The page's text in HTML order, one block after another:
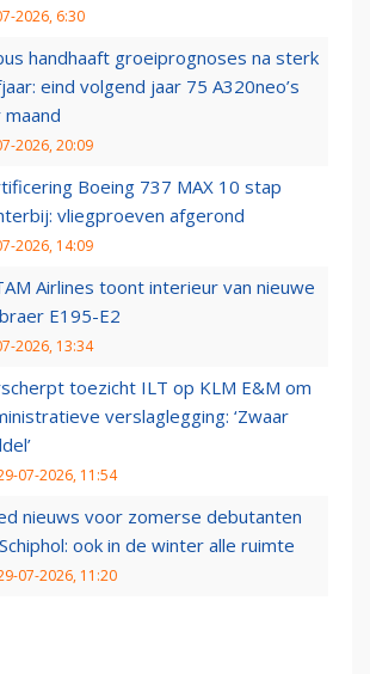
2026, 6:30
handhaaft groeiprognoses na sterk
eind volgend jaar 75 A320neo’s
2026, 20:09
Boeing 737 MAX 10 stap
vliegproeven afgerond
2026, 14:09
Airlines toont interieur van nieuwe
E195-E2
2026, 13:34
toezicht ILT op KLM E&M om
verslaglegging: ‘Zwaar
07-2026, 11:54
nieuws voor zomerse debutanten
ook in de winter alle ruimte
07-2026, 11:20